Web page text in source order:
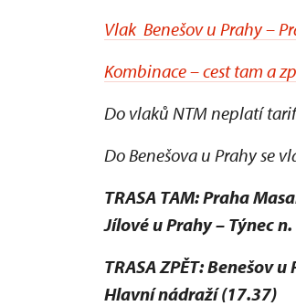
Vlak Benešov u Prahy –
Kombinace – cest tam a
Do vlaků NTM neplatí
Do Benešova u Prahy se
TRASA TAM: Praha
Jílové u Prahy – Týnec
TRASA ZPĚT: Benešov
Hlavní nádraží (17.37)